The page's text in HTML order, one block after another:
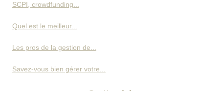
SCPI, crowdfunding...
Quel est le meilleur...
Les pros de la gestion de...
Savez-vous bien gérer votre...